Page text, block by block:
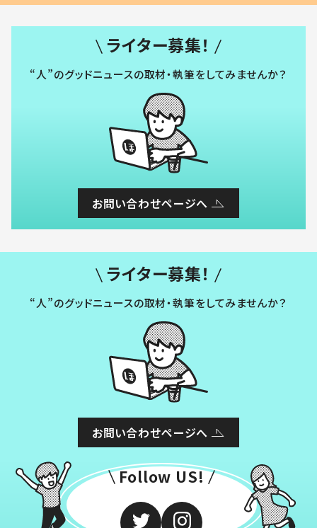
ライター募集！
“人”のグッドニュースの取材・執筆をしてみませんか？
お問い合わせページへ
ライター募集！
“人”のグッドニュースの取材・執筆をしてみませんか？
お問い合わせページへ
Follow US!